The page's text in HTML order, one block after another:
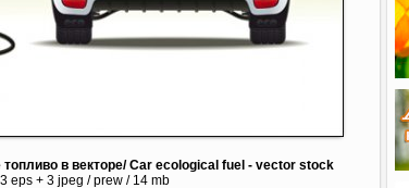
в векторе/ Car ecological fuel - vector stock
3 eps + 3 jpeg / prew / 14 mb